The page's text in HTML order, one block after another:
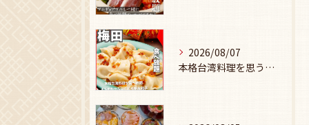
2026/08/07
本格台湾料理を思う存分楽しみたい方に、